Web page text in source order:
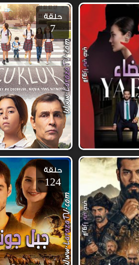
حلقة
7
حلقة
124